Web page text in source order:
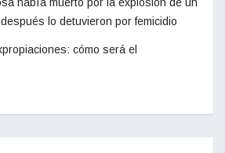
lo detuvieron por femicidio
cómo será el